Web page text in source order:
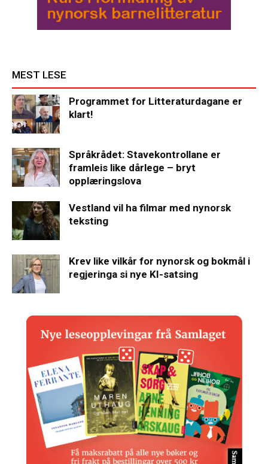
MEST LESE
Programmet for Litteraturdagane er
klart!
Språkrådet: Stavekontrollane er
framleis like dårlege – bryt
opplæringslova
Vestland vil ha filmar med nynorsk
teksting
Krev like vilkår for nynorsk og bokmål i
regjeringa si nye KI-satsing